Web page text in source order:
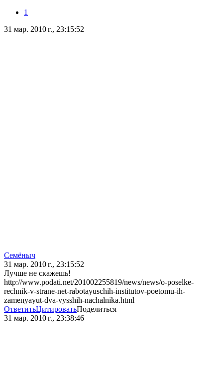
1
31 мар. 2010 г., 23:15:52
Семёныч
31 мар. 2010 г., 23:15:52
Лучше не скажешь!
http://www.podati.net/201002255819/news/news/o-poselke-
rechnik-v-strane-net-rabotayuschih-institutov-poetomu-ih-
zamenyayut-dva-vysshih-nachalnika.html
ОтветитьЦитироватьПоделиться
31 мар. 2010 г., 23:38:46